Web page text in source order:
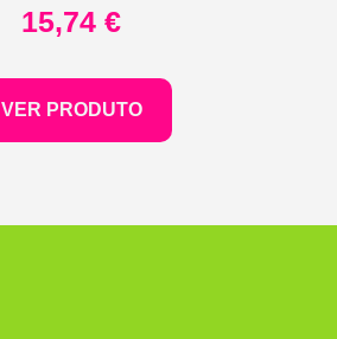
15,74 €
VER PRODUTO